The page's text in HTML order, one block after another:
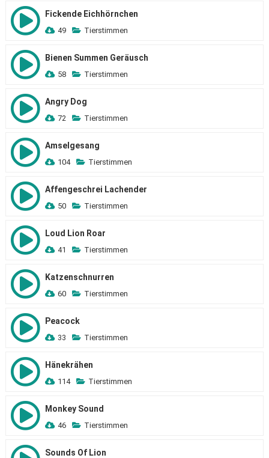
Fickende Eichhörnchen
49 Tierstimmen
Bienen Summen Geräusch
58 Tierstimmen
Angry Dog
72 Tierstimmen
Amselgesang
104 Tierstimmen
Affengeschrei Lachender
50 Tierstimmen
Loud Lion Roar
41 Tierstimmen
Katzenschnurren
60 Tierstimmen
Peacock
33 Tierstimmen
Hänekrähen
114 Tierstimmen
Monkey Sound
46 Tierstimmen
Sounds Of Lion